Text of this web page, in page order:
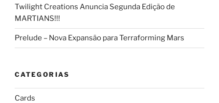
Twilight Creations Anuncia Segunda Edição de
MARTIANS!!!
Prelude – Nova Expansão para Terraforming Mars
CATEGORIAS
Cards